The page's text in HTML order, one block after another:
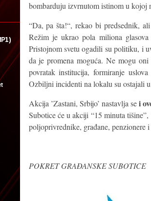
bombarduju izvrnutom istinom u kojoj
“Da, pa šta!“, rekao bi predsednik,
Režim je ukrao pola miliona
Pristojnom svetu ogadili su politiku, i
da je promena moguća. Ne mogu
povratak institucija, formiranje
Ozbiljni incidenti na lokalu su ostajali
Akcija ’Zastani, Srbijo’ nastavlja sei
Subotice će u akciji “15 minuta tišine”,
poljoprivrednike, građane, penzionere
POKRET GRAĐANSKE SUBOTICE